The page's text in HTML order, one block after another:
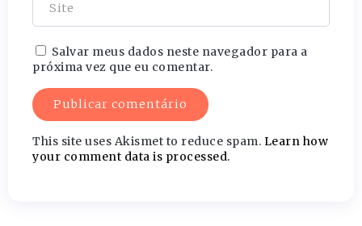
Salvar meus dados neste navegador para a
próxima vez que eu comentar.
This site uses Akismet to reduce spam. Learn how
your comment data is processed.